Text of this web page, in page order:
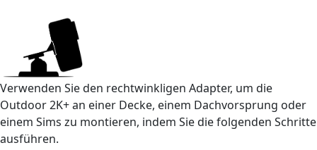
Verwenden Sie den rechtwinkligen Adapter, um die
Outdoor 2K+ an einer Decke, einem Dachvorsprung oder
einem Sims zu montieren, indem Sie die folgenden Schritte
ausführen.